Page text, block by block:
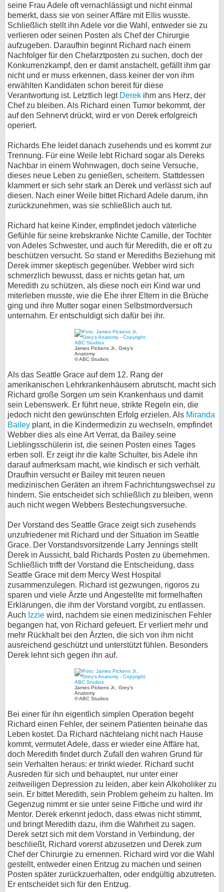
seine Frau Adele oft vernachlässigt und nicht einmal
bemerkt, dass sie von seiner Affäre mit Ellis wusste.
Schließlich stellt ihn Adele vor die Wahl, entweder sie zu
verlieren oder seinen Posten als Chef der Chirurgie
aufzugeben. Daraufhin beginnt Richard nach einem
Nachfolger für den Chefarztposten zu suchen, doch der
Konkurrenzkampf, den er damit anstachelt, gefällt ihm gar
nicht und er muss erkennen, dass keiner der von ihm
erwählten Kandidaten schon bereit für diese
Verantwortung ist. Letztlich legt Derek ihm ans Herz, der
Chef zu bleiben. Als Richard einen Tumor bekommt, der
auf den Sehnervt drückt, wird er von Derek erfolgreich
operiert.
Richards Ehe leidet danach zusehends und es kommt zur
Trennung. Für eine Weile lebt Richard sogar als Dereks
Nachbar in einem Wohnwagen, doch seine Versuche,
dieses neue Leben zu genießen, scheitern. Stattdessen
klammert er sich sehr stark an Derek und verlässt sich auf
diesen. Nach einer Weile bittet Richard Adele darum, ihn
zurückzunehmen, was sie schließlich auch tut.
Richard hat keine Kinder, empfindet jedoch väterliche
Gefühle für seine krebskranke Nichte Camille, der Tochter
von Adeles Schwester, und auch für Meredith, die er oft zu
beschützen versucht. So stand er Merediths Beziehung mit
Derek immer skeptisch gegenüber. Webber wird sich
schmerzlich bewusst, dass er nichts getan hat, um
Meredith zu schützen, als diese noch ein Kind war und
miterleben musste, wie die Ehe ihrer Eltern in die Brüche
ging und ihre Mutter sogar einen Selbstmordversuch
unternahm. Er entschuldigt sich dafür bei ihr.
James Pickens Jr., Grey's
Anatomy
© ABC Studios
Als das Seattle Grace auf dem 12. Rang der
amerikanischen Lehrkrankenhäusern abrutscht, macht sich
Richard große Sorgen um sein Krankenhaus und damit
sein Lebenswerk. Er führt neue, strikte Regeln ein, die
jedoch nicht den gewünschten Erfolg erzielen. Als Miranda
Bailey plant, in die Kindermedizin zu wechseln, empfindet
Webber dies als eine Art Verrat, da Bailey seine
Lieblingsschülerin ist, die seinen Posten eines Tages
erben soll. Er zeigt ihr die kalte Schulter, bis Adele ihn
darauf aufmerksam macht, wie kindisch er sich verhält.
Draufhin versucht er Bailey mit teuren neuen
medizinischen Geräten an ihrem Fachrichtungswechsel zu
hindern. Sie entscheidet sich schließlich zu bleiben, wenn
auch nicht wegen Webbers Bestechungsversuche.
Der Vorstand des Seattle Grace zeigt sich zusehends
unzufriedener mit Richard und der Situation im Seattle
Grace. Der Vorstandsvorsitzende Larry Jennings stellt
Derek in Aussicht, bald Richards Posten zu übernehmen.
Schließlich trifft der Vorstand die Entscheidung, dass
Seattle Grace mit dem Mercy West Hospital
zusammenzulegen. Richard ist gezwungen, rigoros zu
sparen und viele Ärzte und Angestellte mit formelhaften
Erklärungen, die ihm der Vorstand vorgibt, zu entlassen.
Auch Izzie wird, nachdem sie einen medizinischen Fehler
begangen hat, von Richard gefeuert. Er verliert mehr und
mehr Rückhalt bei den Ärzten, die sich von ihm nicht
ausreichend geschützt und unterstützt fühlen. Besonders
Derek lehnt sich gegen ihn auf.
James Pickens Jr., Grey's
Anatomy
© ABC Studios
Bei einer für ihn eigentlich simplen Operation begeht
Richard einen Fehler, der seinem Patienten beinahe das
Leben kostet. Da Richard nächtelang nicht nach Hause
kommt, vermutet Adele, dass er wieder eine Affäre hat,
doch Meredith findet durch Zufall den wahren Grund für
sein Verhalten heraus: er trinkt wieder. Richard sucht
Ausreden für sich und behauptet, nur unter einer
zeitweiligen Depression zu leiden, aber kein Alkoholiker zu
sein. Er bittet Meredith, sein Problem geheim zu halten. Im
Gegenzug nimmt er sie unter seine Fittiche und wird ihr
Mentor. Derek erkennt jedoch, dass etwas nicht stimmt,
und bringt Meredith dazu, ihm die Wahrheit zu sagen.
Derek setzt sich mit dem Vorstand in Verbindung, der
beschließt, Richard vorerst abzusetzen und Derek zum
Chef der Chirurgie zu ernennen. Richard wird vor die Wahl
gestellt, entweder einen Entzug zu machen und seinen
Posten später zurückzuerhalten, oder endgültig abzutreten.
Er entscheidet sich für den Entzug.